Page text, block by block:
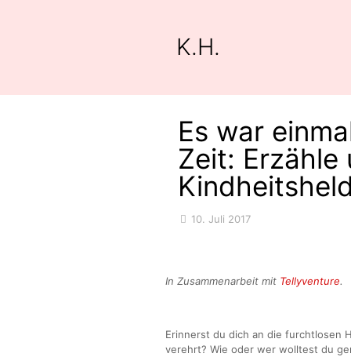
K.H.
Es war
Zeit: Erzähle
10. Juli 2017
In Zusammenarbeit mit Tellyventure.
Erinnerst du dich an die furchtlosen
verehrt? Wie oder wer wolltest du